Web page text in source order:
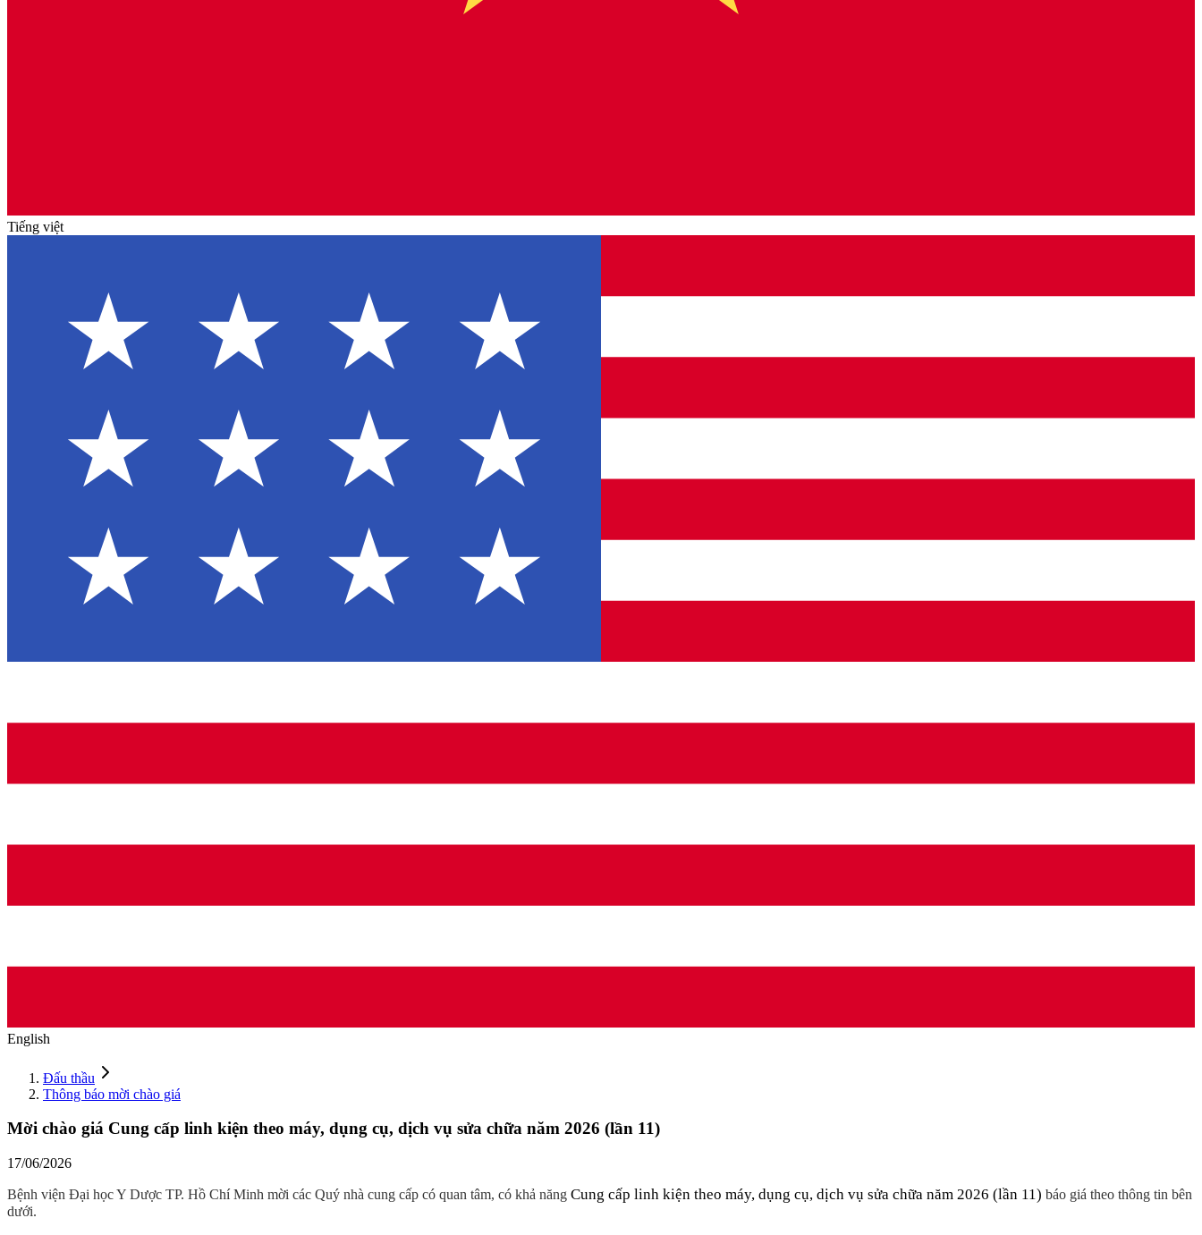
Tiếng việt
English
Đấu thầu
Thông báo mời chào giá
Mời chào giá Cung cấp linh kiện theo máy, dụng cụ, dịch vụ sửa chữa năm 2026 (lần 11)
17/06/2026
Bệnh viện Đại học Y Dược TP. Hồ Chí Minh mời các Quý nhà cung cấp có quan tâm, có khả năng Cung cấp linh kiện theo máy, dụng cụ, dịch vụ sửa chữa năm 2026 (lần 11) báo giá theo thông tin bên
dưới.